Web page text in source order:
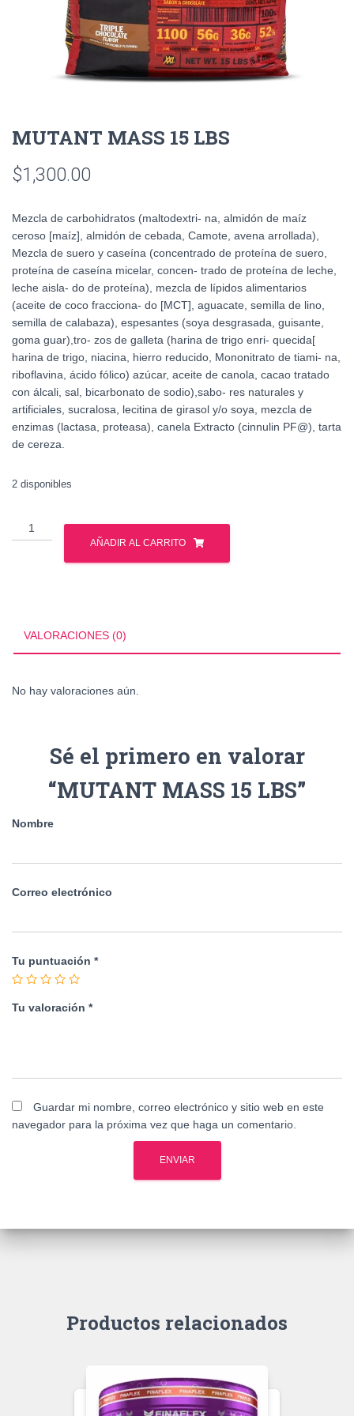
MUTANT MASS 15 LBS
$1,300.00
Mezcla de carbohidratos (maltodextri- na, almidón de maíz
ceroso [maíz], almidón de cebada, Camote, avena arrollada),
Mezcla de suero y caseína (concentrado de proteína de suero,
proteína de caseína micelar, concen- trado de proteína de leche,
leche aisla- do de proteína), mezcla de lípidos alimentarios
(aceite de coco fracciona- do [MCT], aguacate, semilla de lino,
semilla de calabaza), espesantes (soya desgrasada, guisante,
goma guar),tro- zos de galleta (harina de trigo enri- quecida[
harina de trigo, niacina, hierro reducido, Mononitrato de tiami- na,
riboflavina, ácido fólico) azúcar, aceite de canola, cacao tratado
con álcali, sal, bicarbonato de sodio),sabo- res naturales y
artificiales, sucralosa, lecitina de girasol y/o soya, mezcla de
enzimas (lactasa, proteasa), canela Extracto (cinnulin PF@), tarta
de cereza.
2 disponibles
MUTANT
MASS
AÑADIR AL CARRITO
VALORACIONES (0)
No hay valoraciones aún.
Sé el primero en valorar
“MUTANT MASS 15 LBS”
Nombre
Correo electrónico
Tu puntuación *
Tu valoración *
Guardar mi nombre, correo electrónico y sitio web en este
navegador para la próxima vez que haga un comentario.
Productos relacionados